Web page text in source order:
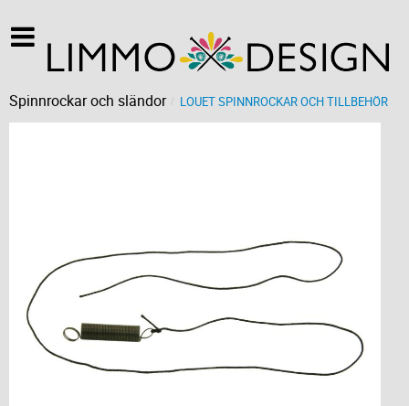
Spinnrockar och sländor LOUET SPINNROCKAR OCH TILLBEHÖR